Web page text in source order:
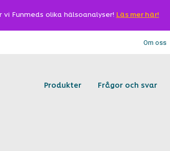
vi Funmeds olika hälsoanalyser! Läs mer här!
Om oss
Produkter Frågor och svar